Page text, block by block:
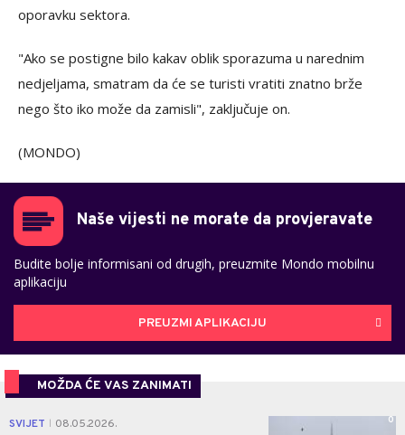
oporavku sektora.
"Ako se postigne bilo kakav oblik sporazuma u narednim
nedjeljama, smatram da će se turisti vratiti znatno brže
nego što iko može da zamisli", zaključuje on.
(MONDO)
Naše vijesti ne morate da provjeravate
Budite bolje informisani od drugih, preuzmite Mondo mobilnu
aplikaciju
PREUZMI APLIKACIJU
MOŽDA ĆE VAS ZANIMATI
SVIJET 08.05.2026. 0